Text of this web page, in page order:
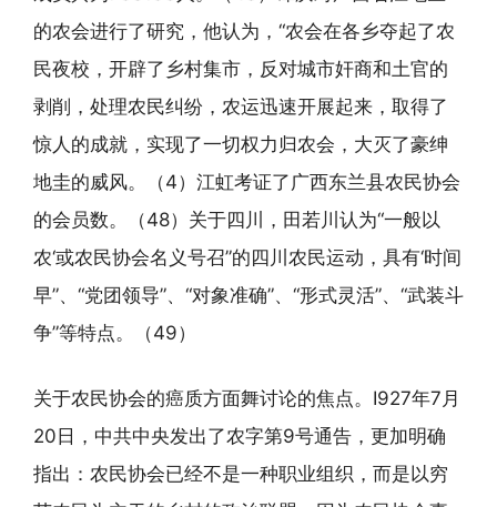
的农会进行了研究，他认为，“农会在各乡夺起了农
民夜校，开辟了乡村集市，反对城市奸商和土官的
剥削，处理农民纠纷，农运迅速开展起来，取得了
惊人的成就，实现了一切权力归农会，大灭了豪绅
地圭的威风。（4）江虹考证了广西东兰县农民协会
的会员数。（48）关于四川，田若川认为“一般以
农‘或农民协会名义号召”的四川农民运动，具有‘时间
早”、“党团领导”、“对象准确”、“形式灵活”、“武装斗
争”等特点。（49）
关于农民协会的癌质方面舞讨论的焦点。I927年7月
20日，中共中央发出了农字第9号通告，更加明确
指出：农民协会已经不是一种职业组织，而是以穷